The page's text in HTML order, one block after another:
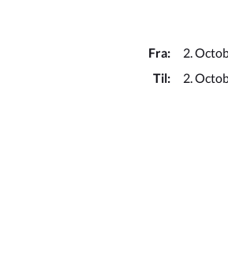
Fra:
2.
Til:
2.